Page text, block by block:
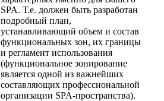
SPA. Т.е. должен быть разработан
подробный план,
устанавливающий объем и состав
функциональных зон, их границы
и регламент использования
(функциональное зонирование
является одной из важнейших
составляющих профессиональной
организации SPA-пространства).